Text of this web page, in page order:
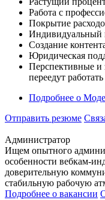
Работа с
Покрытие
Индивидуальный
Создание
Юридическая
Перспективные и
переедут
Подробнее о
Отправить резюме
Администратор
Ищем опытного
особенности вебкам-
доверительную
стабильную рабочую
Подробнее о вакансии